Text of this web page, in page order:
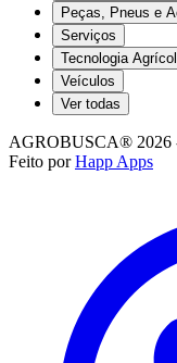
Peças, Pneus e
Serviços
Tecnologia
Veículos
Ver todas
AGROBUSCA® 2026
Feito por Happ Apps